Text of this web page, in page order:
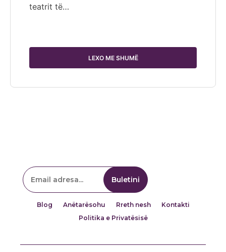
teatrit të…
LEXO ME SHUMË
Blog Anëtarësohu Rreth nesh
Kontakti
Politika e Privatësisë